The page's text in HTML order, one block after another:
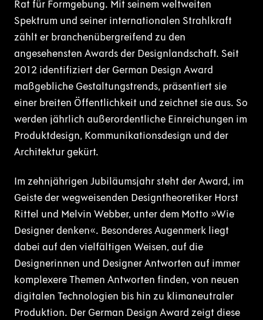
Rat für Formgebung. Mit seinem weltweiten
Spektrum und seiner internationalen Strahlkraft
zählt er branchenübergreifend zu den
angesehensten Awards der Designlandschaft. Seit
2012 identifiziert der German Design Award
maßgebliche Gestaltungstrends, präsentiert sie
einer breiten Öffentlichkeit und zeichnet sie aus. So
werden jährlich außerordentliche Einreichungen im
Produktdesign, Kommunikationsdesign und der
Architektur gekürt.
Im zehnjährigen Jubiläumsjahr steht der Award, im
Geiste der wegweisenden Designtheoretiker Horst
Rittel und Melvin Webber, unter dem Motto »Wie
Designer denken«. Besonderes Augenmerk liegt
dabei auf den vielfältigen Weisen, auf die
Designerinnen und Designer Antworten auf immer
komplexere Themen Antworten finden, von neuen
digitalen Technologien bis hin zu klimaneutraler
Produktion. Der German Design Award zeigt diese